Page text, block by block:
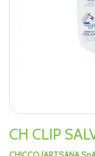
CH CLIP